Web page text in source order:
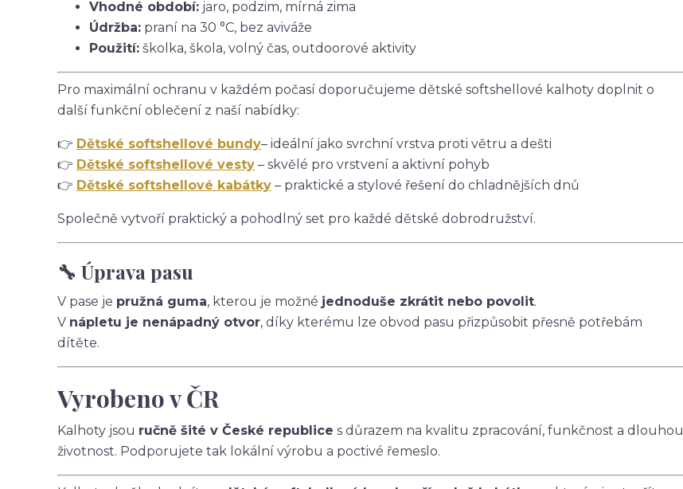
Vhodné období: jaro, podzim, mírná zima
Údržba: praní na 30 °C, bez aviváže
Použití: školka, škola, volný čas, outdoorové aktivity
Pro maximální ochranu v každém počasí doporučujeme dětské softshellové kalhoty doplnit o
další funkční oblečení z naší nabídky:
👉 Dětské softshellové bundy– ideální jako svrchní vrstva proti větru a dešti
👉 Dětské softshellové vesty – skvělé pro vrstvení a aktivní pohyb
👉 Dětské softshellové kabátky – praktické a stylové řešení do chladnějších dnů
Společně vytvoří praktický a pohodlný set pro každé dětské dobrodružství.
🔧 Úprava pasu
V pase je pružná guma, kterou je možné jednoduše zkrátit nebo povolit.
V nápletu je nenápadný otvor, díky kterému lze obvod pasu přizpůsobit přesně potřebám
dítěte.
Vyrobeno v ČR
Kalhoty jsou ručně šité v České republice s důrazem na kvalitu zpracování, funkčnost a dlouhou
životnost. Podporujete tak lokální výrobu a poctivé řemeslo.